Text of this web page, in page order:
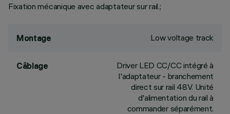
Fixation mécanique avec adaptateur sur rail.;
Montage Low voltage track
Câblage
Driver LED CC/CC intégré à
l'adaptateur - branchement
direct sur rail 48V. Unité
d'alimentation du rail à
commander séparément.